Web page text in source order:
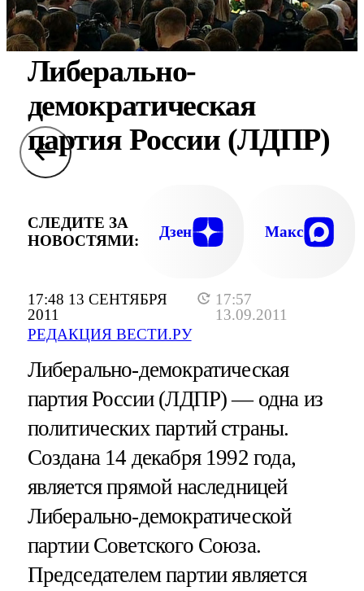
17:48 13 СЕНТЯБРЯ
2011
17:57
13.09.2011
РЕДАКЦИЯ ВЕСТИ.РУ
Либерально-
демократическая
партия России (ЛДПР)
СЛЕДИТЕ ЗА
НОВОСТЯМИ:
Дзен Макс
Либерально-демократическая
партия России (ЛДПР) — одна из
политических партий страны.
Создана 14 декабря 1992 года,
является прямой наследницей
Либерально-демократической
партии Советского Союза.
Председателем партии является